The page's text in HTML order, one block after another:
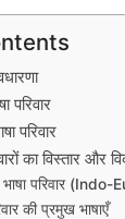
परिवार
परिवार
का विस्तार और
भाषा परिवार
की प्रमुख भाषाएँ